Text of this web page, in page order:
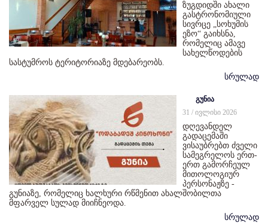
ზუგდიდში ახალი
გასტრონომიული
სივრცე „სოხუმის
ეზო“ გაიხსნა,
რომელიც ამავე
სახელწოდების
სასტუმროს ტერიტორიაზე მდებარეობს.
სრულად
გუნია
31 / ივლისი 2026
დღევანდელ
გადაცემაში
ვისაუბრებთ ძველი
სამეგრელოს ერთ-
ერთ გამორჩეულ
მითოლოგიურ
პერსონაჟზე -
გუნიაზე, რომელიც ხალხური რწმენით ახალშობილთა
მფარველ სულად მიიჩნეოდა.
სრულად